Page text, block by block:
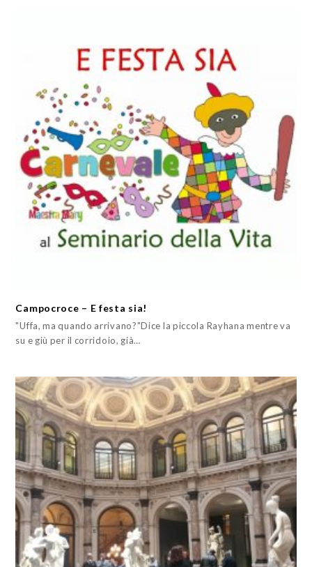
Campocroce – E festa sia!
"Uffa, ma quando arrivano?"Dice la piccola Rayhana mentre va
su e giù per il corridoio, già…